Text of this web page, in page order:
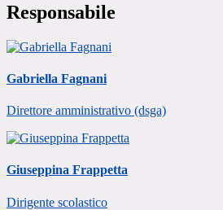
Responsabile
Gabriella Fagnani
Direttore amministrativo (dsga)
Giuseppina Frappetta
Dirigente scolastico